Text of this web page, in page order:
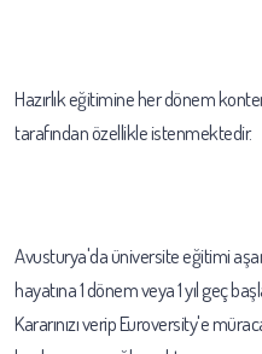
Hazırlık eğitimine her dönem
tarafından özellikle istenmektedir.
Avusturya'da üniversite eğitimi
hayatına 1 dönem veya 1 yıl geç
Kararınızı verip Euroversity'e